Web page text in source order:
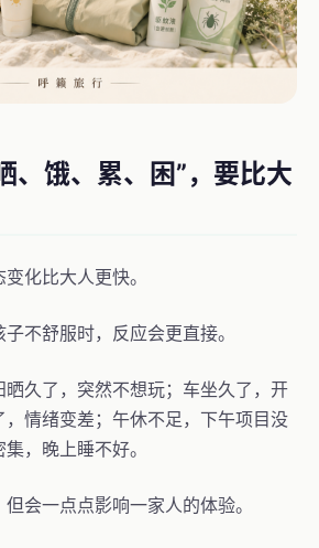
、饿、累、困”，要比大
化比大人更快。
不舒服时，反应会更直接。
晒久了，突然不想玩；车坐久了，开
情绪变差；午休不足，下午项目没
，晚上睡不好。
会一点点影响一家人的体验。